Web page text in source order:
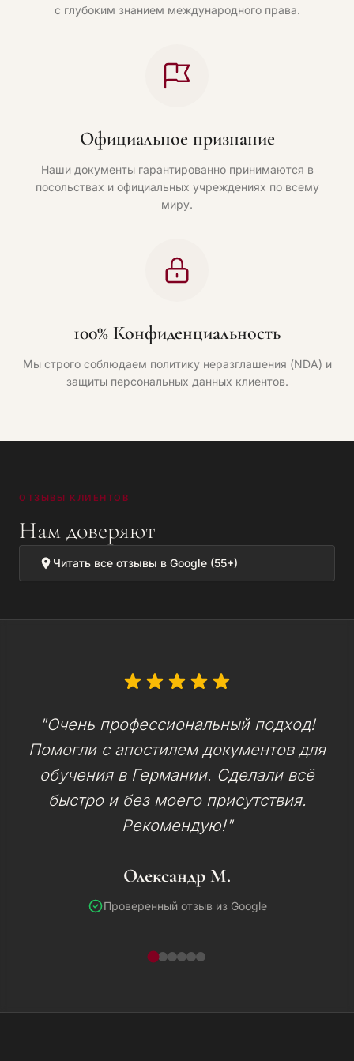
с глубоким знанием международного права.
Официальное признание
Наши документы гарантированно принимаются в
посольствах и официальных учреждениях по всему
миру.
100% Конфиденциальность
Мы строго соблюдаем политику неразглашения (NDA) и
защиты персональных данных клиентов.
ОТЗЫВЫ КЛИЕНТОВ
Нам доверяют
Читать все отзывы в Google (55+)
"Очень профессиональный подход!
Помогли с апостилем документов для
обучения в Германии. Сделали всё
быстро и без моего присутствия.
Рекомендую!"
Олександр М.
Проверенный отзыв из Google